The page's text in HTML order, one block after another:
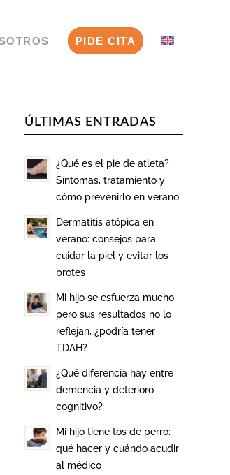
PIDE CITA
ÚLTIMAS ENTRADAS
¿Qué es el pie de atleta?
Síntomas, tratamiento y
cómo prevenirlo en verano
Dermatitis atópica en
verano: consejos para
cuidar la piel y evitar los
brotes
Mi hijo se esfuerza mucho
pero sus resultados no lo
reflejan, ¿podría tener
TDAH?
¿Qué diferencia hay entre
demencia y deterioro
cognitivo?
Mi hijo tiene tos de perro:
qué hacer y cuándo acudir
al médico